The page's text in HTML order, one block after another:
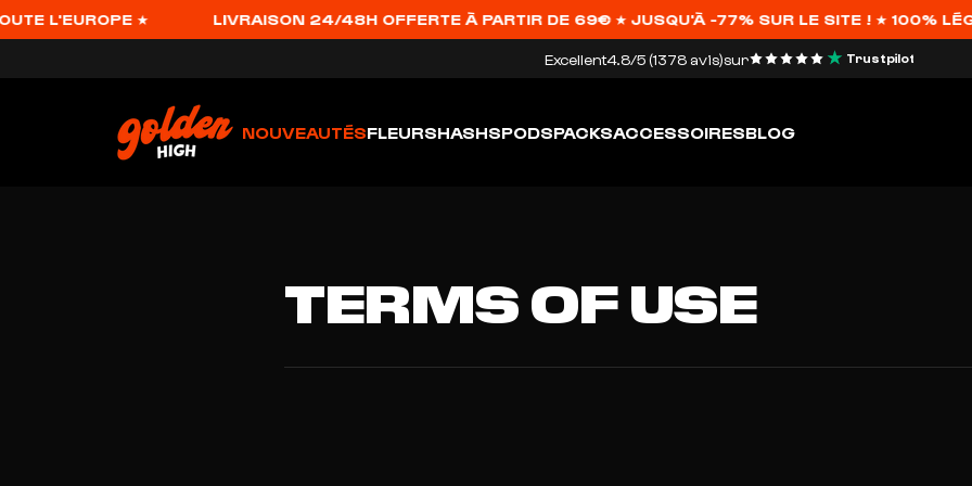
L'EUROPE ★ LIVRAISON 24/48H OFFERTE À PARTIR DE 69€ ★ JUSQU'À -77% SUR LE SITE ! ★ 100%
Excellent4.8/5 (1378 avis)sur Trustpilot
NOUVEAUTÉSFLEURSHASHSPODSPACKSACCESSOIRESBLOG
TERMS OF USE